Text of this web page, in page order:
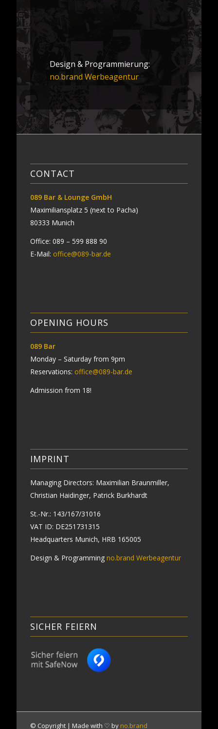
Design & Programmierung:
no.brand Werbeagentur
CONTACT
089 Bar & Lounge GmbH
Maximiliansplatz 5 (next to Pacha)
80333 Munich
Office: 089 – 599 888 90
E-Mail: office@089-bar.de
OPENING HOURS
089 Bar
Monday – Saturday from 9pm
Reservations: office@089-bar.de
Admission from 18!
IMPRINT
Managing Directors: Maximilian Braunmiller,
Christian Haidinger, Patrick Burkhardt
St.-Nr.: 143/167/31016
VAT ID: DE251731315
Headquarters Munich, HRB 165005
Design & Programmingno.brand Werbeagentur
SICHER FEIERN
© Copyright | Made with ♡ by no.brand